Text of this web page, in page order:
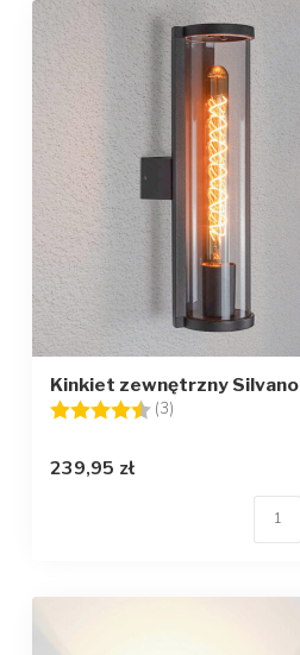
Kinkiet zewnętrzny Silvano
Ocena:
(3)
239,95 zł